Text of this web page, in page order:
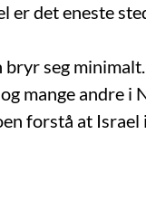
er det eneste
seg
mange andre i
forstå at Israel